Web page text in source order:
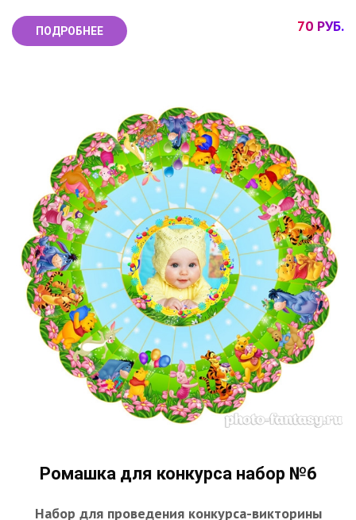
ПОДРОБНЕЕ 70 РУБ.
Ромашка для конкурса набор №6
Набор для проведения конкурса-викторины